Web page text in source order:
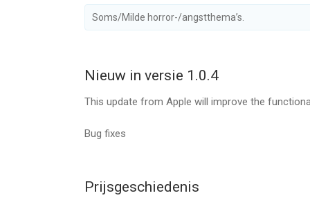
Fireproof Games is an independent studio from
Find out more at fireproofgames.com
10.0 of hoger, geschikt bevonden voor
Soms/Milde horror-/angstthema’s.
Nieuw in versie 1.0.4
This update from Apple will improve the
Bug fixes
Prijsgeschiedenis